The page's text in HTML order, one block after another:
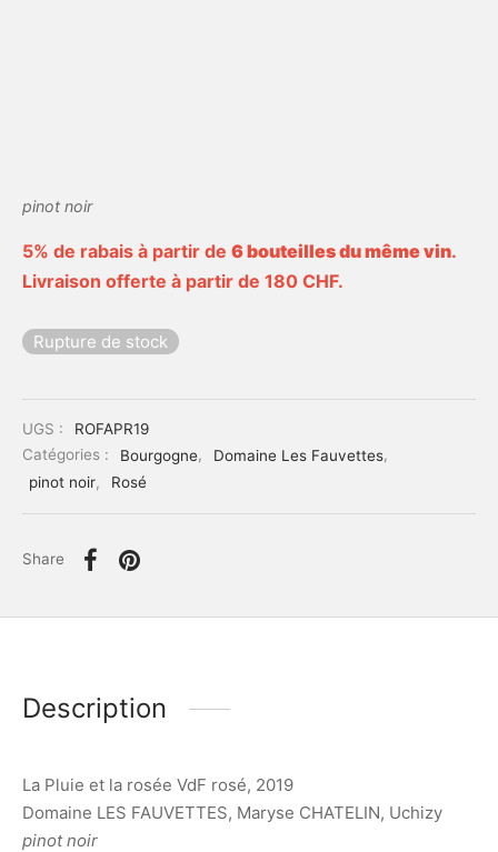
pinot noir
5% de rabais à partir de 6 bouteilles du même vin.
Livraison offerte à partir de 180 CHF.
Rupture de stock
UGS :
ROFAPR19
Catégories :
Bourgogne, Domaine Les Fauvettes,
pinot noir, Rosé
Share
Description
La Pluie et la rosée VdF rosé, 2019
Domaine LES FAUVETTES, Maryse CHATELIN, Uchizy
pinot noir